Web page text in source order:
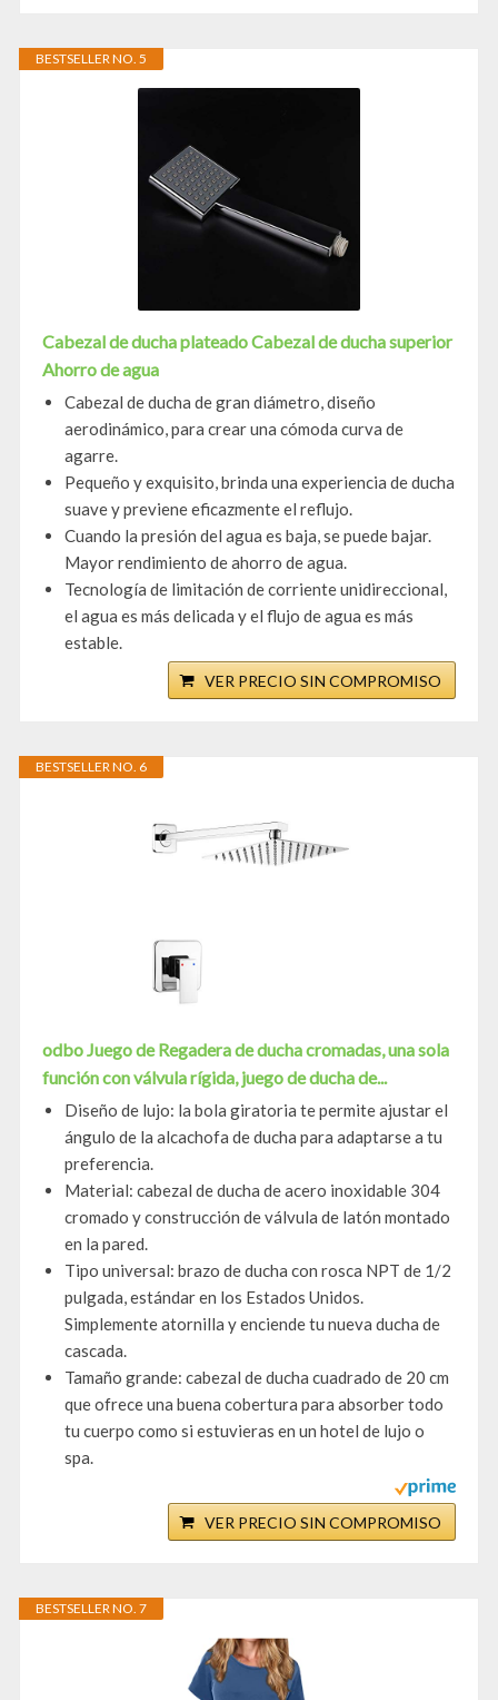
BESTSELLER NO. 5
Cabezal de ducha plateado Cabezal de ducha superior
Ahorro de agua
Cabezal de ducha de gran diámetro, diseño
aerodinámico, para crear una cómoda curva de
agarre.
Pequeño y exquisito, brinda una experiencia de ducha
suave y previene eficazmente el reflujo.
Cuando la presión del agua es baja, se puede bajar.
Mayor rendimiento de ahorro de agua.
Tecnología de limitación de corriente unidireccional,
el agua es más delicada y el flujo de agua es más
estable.
VER PRECIO SIN COMPROMISO
BESTSELLER NO. 6
odbo Juego de Regadera de ducha cromadas, una sola
función con válvula rígida, juego de ducha de...
Diseño de lujo: la bola giratoria te permite ajustar el
ángulo de la alcachofa de ducha para adaptarse a tu
preferencia.
Material: cabezal de ducha de acero inoxidable 304
cromado y construcción de válvula de latón montado
en la pared.
Tipo universal: brazo de ducha con rosca NPT de 1/2
pulgada, estándar en los Estados Unidos.
Simplemente atornilla y enciende tu nueva ducha de
cascada.
Tamaño grande: cabezal de ducha cuadrado de 20 cm
que ofrece una buena cobertura para absorber todo
tu cuerpo como si estuvieras en un hotel de lujo o
spa.
VER PRECIO SIN COMPROMISO
BESTSELLER NO. 7